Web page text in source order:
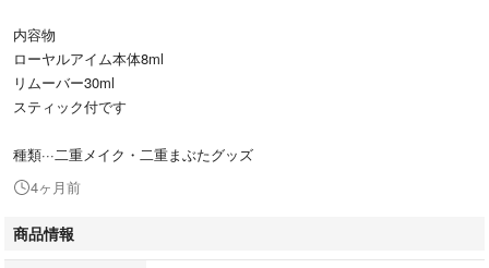
内容物
ローヤルアイム本体8ml
リムーバー30ml
スティック付です
種類···二重メイク・二重まぶたグッズ
4ヶ月前
商品情報